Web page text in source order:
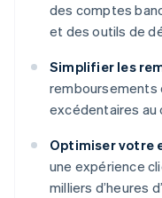
des comptes
et des outils de
Simplifier les
remboursements
excédentaires au
Optimiser votre
une expérience
milliers d’heures